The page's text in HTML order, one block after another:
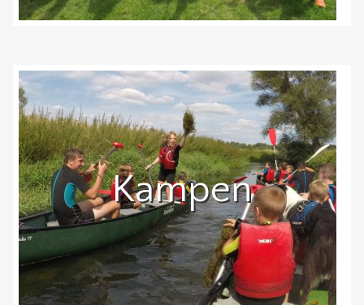
Kampen